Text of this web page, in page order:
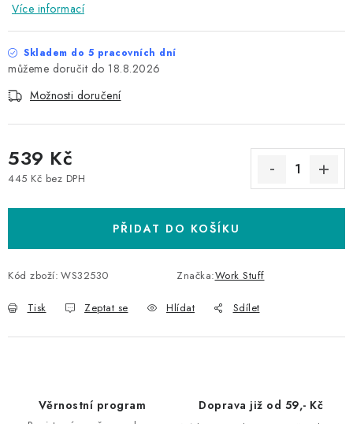
Více informací
Skladem do 5 pracovních dní
18.8.2026
Možnosti doručení
539 Kč
445 Kč bez DPH
PŘIDAT DO KOŠÍKU
Kód zboží: WS32530 Značka:Work Stuff
Tisk Zeptat se Hlídat Sdílet
Věrnostní program Doprava již od 59,- Kč